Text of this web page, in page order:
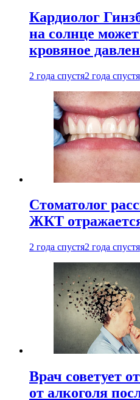
Кардиолог
на солнце
кровяное
2 года спустя2 года спустя
Стоматолог
ЖКТ отражается
2 года спустя2 года спустя
Врач советует
от алкоголя